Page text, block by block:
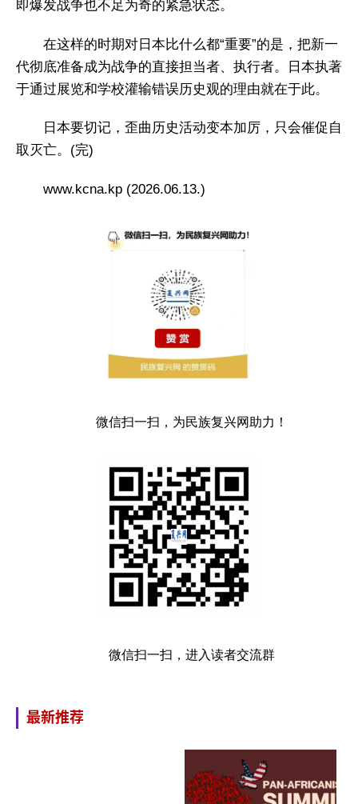
即爆发战争也不足为奇的紧急状态。
在这样的时期对日本比什么都“重要”的是，把新一
代彻底准备成为战争的直接担当者、执行者。日本执著
于通过展览和学校灌输错误历史观的理由就在于此。
日本要切记，歪曲历史活动变本加厉，只会催促自
取灭亡。(完)
www.kcna.kp (2026.06.13.)
微信扫一扫，为民族复兴网助力！
微信扫一扫，进入读者交流群
最新推荐